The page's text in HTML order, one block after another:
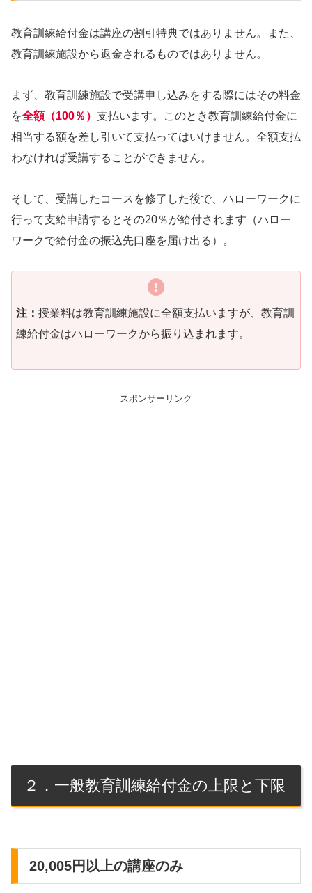
教育訓練給付金は講座の割引特典ではありません。また、
教育訓練施設から返金されるものではありません。
まず、教育訓練施設で受講申し込みをする際にはその料金
を全額（100％） 支払います。このとき教育訓練給付金に
相当する額を差し引いて支払ってはいけません。全額支払
わなければ受講することができません。
そして、受講したコースを修了した後で、ハローワークに
行って支給申請するとその20％が給付されます（ハロー
ワークで給付金の振込先口座を届け出る）。
注： 授業料は教育訓練施設に全額支払いますが、教育訓
練給付金はハローワークから振り込まれます。
スポンサーリンク
２．一般教育訓練給付金の上限と下限
20,005円以上の講座のみ